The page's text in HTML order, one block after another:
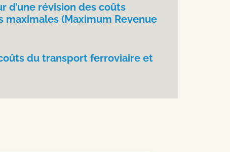
d’une révision des coûts
(Maximum Revenue
coûts du transport ferroviaire et